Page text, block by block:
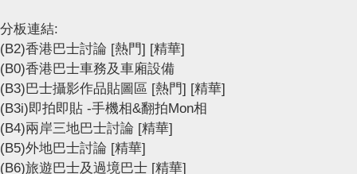
分板連結:
(B2)香港巴士討論 [熱門] [精華]
(B0)香港巴士車務及車廂設備
(B3)巴士攝影作品貼圖區 [熱門] [精華]
(B3i)即拍即貼 -手機相&翻拍Mon相
(B4)兩岸三地巴士討論 [精華]
(B5)外地巴士討論 [精華]
(B6)旅遊巴士及過境巴士 [精華]